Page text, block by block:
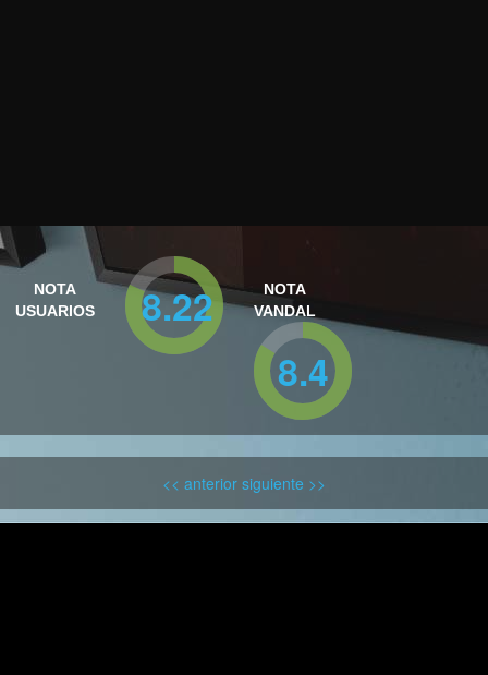
NOTA
USUARIOS
8.22
NOTA
VANDAL
8.4
<< anterior siguiente >>